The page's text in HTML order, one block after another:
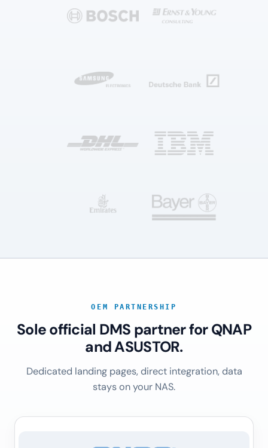
OEM PARTNERSHIP
Sole official DMS partner for QNAP
and ASUSTOR.
Dedicated landing pages, direct integration, data
stays on your NAS.